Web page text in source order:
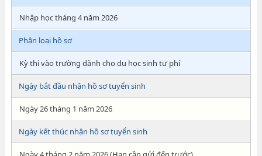
Nhập học tháng 4 năm 2026
Phân loại hồ sơ
Kỳ thi vào trường dành cho du học sinh tư phí
Ngày bắt đầu nhận hồ sơ tuyển sinh
Ngày 26 tháng 1 năm 2026
Ngày kết thúc nhận hồ sơ tuyển sinh